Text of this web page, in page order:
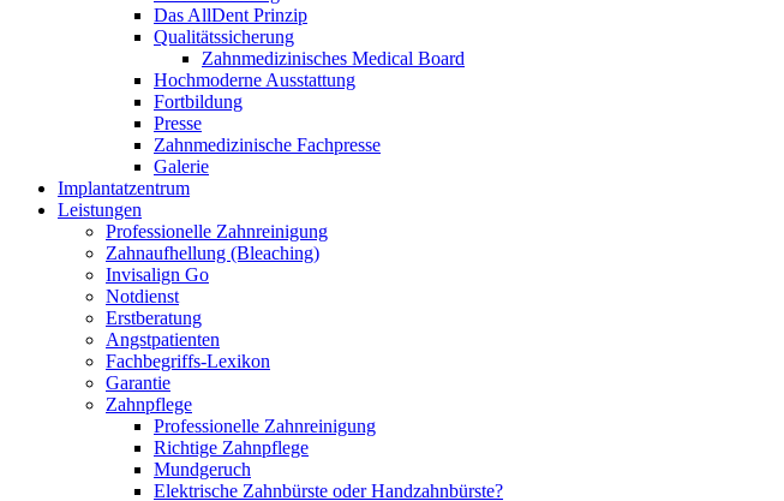
Das AllDent Prinzip
Qualitätssicherung
Zahnmedizinisches Medical Board
Hochmoderne Ausstattung
Fortbildung
Presse
Zahnmedizinische Fachpresse
Galerie
Implantatzentrum
Leistungen
Professionelle Zahnreinigung
Zahnaufhellung (Bleaching)
Invisalign Go
Notdienst
Erstberatung
Angstpatienten
Fachbegriffs-Lexikon
Garantie
Zahnpflege
Professionelle Zahnreinigung
Richtige Zahnpflege
Mundgeruch
Elektrische Zahnbürste oder Handzahnbürste?